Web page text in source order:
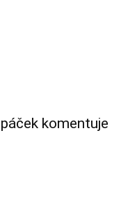
komentuje